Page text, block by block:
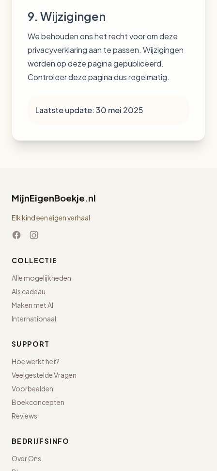
9. Wijzigingen
We behouden ons het recht voor om deze
privacyverklaring aan te passen. Wijzigingen
worden op deze pagina gepubliceerd.
Controleer deze pagina dus regelmatig.
Laatste update: 30 mei 2025
MijnEigenBoekje.nl
Elk kind een eigen verhaal
COLLECTIE
Alle mogelijkheden
Als cadeau
Maken met AI
Internationaal
SUPPORT
Hoe werkt het?
Veelgestelde Vragen
Voorbeelden
Boekconcepten
Reviews
BEDRIJFSINFO
Over Ons